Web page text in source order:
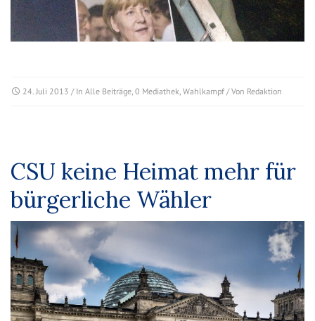
24. Juli 2013 / In Alle Beiträge 0 Mediathek Wahlkampf / Von Redaktion
CSU keine Heimat mehr für
bürgerliche Wähler